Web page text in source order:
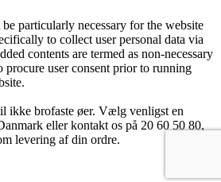
particularly necessary for the website
to collect user personal data via
contents are termed as non-necessary
procure user consent prior to running
ikke brofaste øer. Vælg venligst en
eller kontakt os på 20 60 50 80,
levering af din ordre.